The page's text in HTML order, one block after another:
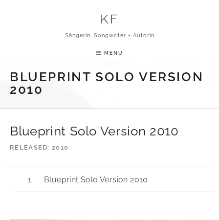
KF
Sängerin, Songwriter + Autorin
MENU
BLUEPRINT SOLO VERSION
2010
Blueprint Solo Version 2010
RELEASED 2010
Blueprint Solo Version 2010